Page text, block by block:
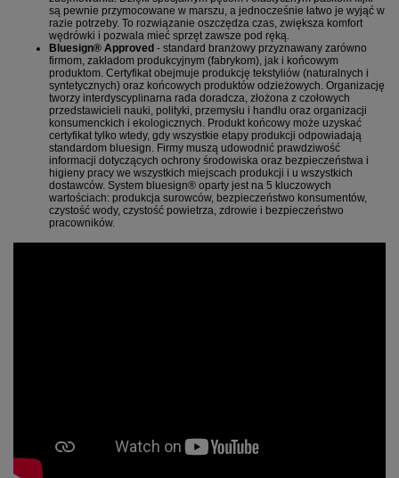
są pewnie przymocowane w marszu, a jednocześnie łatwo je wyjąć w
razie potrzeby. To rozwiązanie oszczędza czas, zwiększa komfort
wędrówki i pozwala mieć sprzęt zawsze pod ręką.
Bluesign® Approved - standard branżowy przyznawany zarówno
firmom, zakładom produkcyjnym (fabrykom), jak i końcowym
produktom. Certyfikat obejmuje produkcję tekstyliów (naturalnych i
syntetycznych) oraz końcowych produktów odzieżowych. Organizację
tworzy interdyscyplinarna rada doradcza, złożona z czołowych
przedstawicieli nauki, polityki, przemysłu i handlu oraz organizacji
konsumenckich i ekologicznych. Produkt końcowy może uzyskać
certyfikat tylko wtedy, gdy wszystkie etapy produkcji odpowiadają
standardom bluesign. Firmy muszą udowodnić prawdziwość
informacji dotyczących ochrony środowiska oraz bezpieczeństwa i
higieny pracy we wszystkich miejscach produkcji i u wszystkich
dostawców. System bluesign® oparty jest na 5 kluczowych
wartościach: produkcja surowców, bezpieczeństwo konsumentów,
czystość wody, czystość powietrza, zdrowie i bezpieczeństwo
pracowników.